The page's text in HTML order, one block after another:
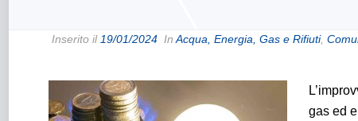
Inserito il 19/01/2024 In Acqua, Energia, Gas e Rifiuti,
gas ed